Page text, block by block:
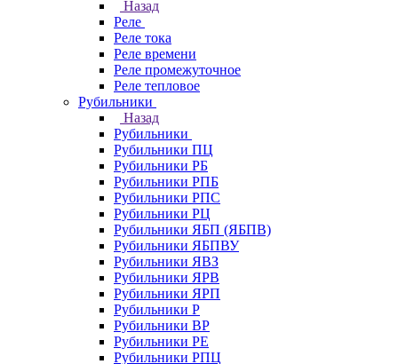
Назад
Реле
Реле тока
Реле времени
Реле промежуточное
Реле тепловое
Рубильники
Назад
Рубильники
Рубильники ПЦ
Рубильники РБ
Рубильники РПБ
Рубильники РПС
Рубильники РЦ
Рубильники ЯБП (ЯБПВ)
Рубильники ЯБПВУ
Рубильники ЯВЗ
Рубильники ЯРВ
Рубильники ЯРП
Рубильники Р
Рубильники ВР
Рубильники РЕ
Рубильники РПЦ